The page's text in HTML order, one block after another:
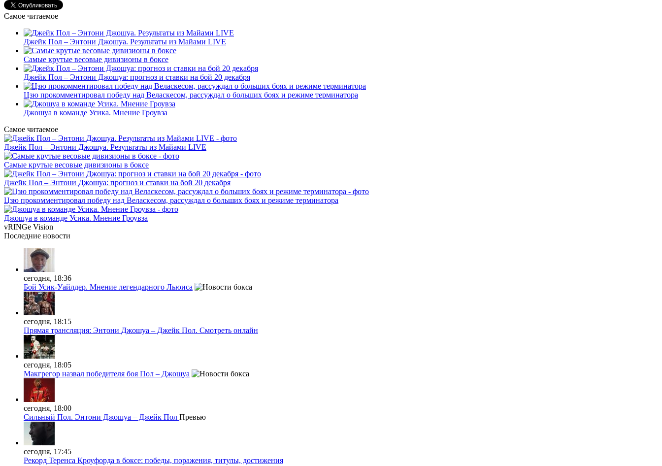
Самое читаемое
Джейк Пол – Энтони Джошуа. Результаты из Майами LIVE
Самые крутые весовые дивизионы в боксе
Джейк Пол – Энтони Джошуа: прогноз и ставки на бой 20 декабря
Цзю прокомментировал победу над Веласкесом, рассуждал о больших боях и режиме терминатора
Джошуа в команде Усика. Мнение Гроувза
Самое читаемое
Джейк Пол – Энтони Джошуа. Результаты из Майами LIVE
Самые крутые весовые дивизионы в боксе
Джейк Пол – Энтони Джошуа: прогноз и ставки на бой 20 декабря
Цзю прокомментировал победу над Веласкесом, рассуждал о больших боях и режиме терминатора
Джошуа в команде Усика. Мнение Гроувза
vRINGe Vision
Последние новости
сегодня, 18:36
Бой Усик-Уайлдер. Мнение легендарного Льюиса
сегодня, 18:15
Прямая трансляция: Энтони Джошуа – Джейк Пол. Смотреть онлайн
сегодня, 18:05
Макгрегор назвал победителя боя Пол – Джошуа
сегодня, 18:00
Сильный Пол. Энтони Джошуа – Джейк Пол Превью
сегодня, 17:45
Рекорд Теренса Кроуфорда в боксе: победы, поражения, титулы, достижения